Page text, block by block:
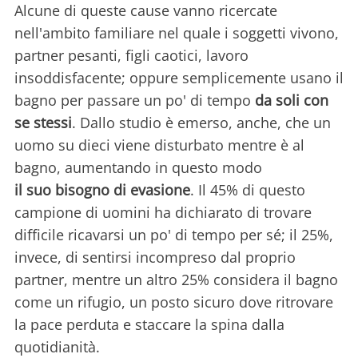
Alcune di queste cause vanno ricercate
nell'ambito familiare nel quale i soggetti vivono,
partner pesanti, figli caotici, lavoro
insoddisfacente; oppure semplicemente usano il
bagno per passare un po' di tempo da soli con
se stessi. Dallo studio è emerso, anche, che un
uomo su dieci viene disturbato mentre è al
bagno, aumentando in questo modo
il suo bisogno di evasione. Il 45% di questo
campione di uomini ha dichiarato di trovare
difficile ricavarsi un po' di tempo per sé; il 25%,
invece, di sentirsi incompreso dal proprio
partner, mentre un altro 25% considera il bagno
come un rifugio, un posto sicuro dove ritrovare
la pace perduta e staccare la spina dalla
quotidianità.